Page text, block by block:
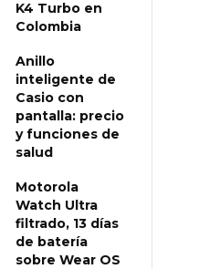
K4 Turbo en
Colombia
Anillo
inteligente de
Casio con
pantalla: precio
y funciones de
salud
Motorola
Watch Ultra
filtrado, 13 días
de batería
sobre Wear OS